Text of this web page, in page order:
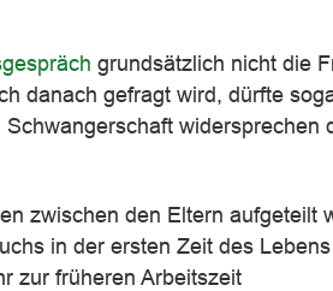
grundsätzlich nicht die
danach gefragt wird, dürfte
widersprechen
zwischen den Eltern aufgeteilt
in der ersten Zeit des
zur früheren Arbeitszeit